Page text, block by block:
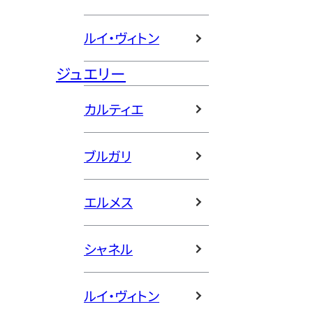
ルイ・ヴィトン
ジュエリー
カルティエ
ブルガリ
エルメス
シャネル
ルイ・ヴィトン